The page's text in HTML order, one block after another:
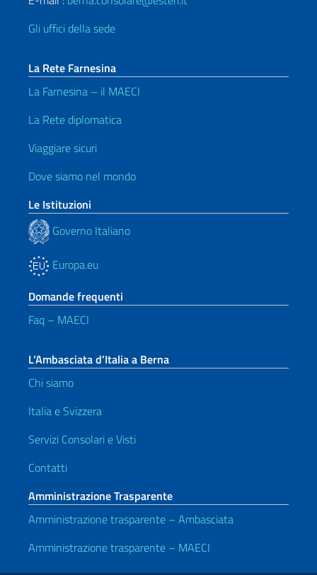
Gli uffici della sede
La Rete Farnesina
La Farnesina – il MAECI
La Rete diplomatica
Viaggiare sicuri
Dove siamo nel mondo
Le Istituzioni
Governo Italiano
Europa.eu
Domande frequenti
Faq – MAECI
L’Ambasciata d’Italia a Berna
Chi siamo
Italia e Svizzera
Servizi Consolari e Visti
Contatti
Amministrazione Trasparente
Amministrazione trasparente – Ambasciata
Amministrazione trasparente – MAECI